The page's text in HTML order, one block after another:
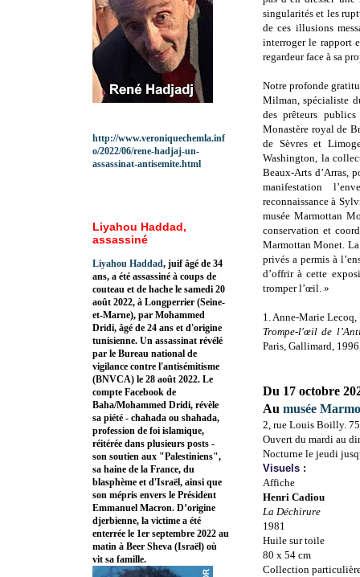
singularités et les
de ces illusions
interroger le rapport
regardeur face à sa
Notre profonde
Milman, spécialiste
des prêteurs
Monastère royal de
de Sèvres et
Washington, la
Beaux-Arts d’Arras,
manifestation
reconnaissance à
musée Marmottan
conservation et
Marmottan Monet.
privés a permis à
d’offrir à cette
tromper l’œil. »
1. Anne-Marie
Trompe-l'œil de
Paris, Gallimard,
Du 17 octobre
Au musée
2, rue Louis Boilly.
Ouvert du mardi au
Nocturne le jeudi
Visuels :
Affiche
Henri Cadiou
La Déchirure
1981
Huile sur toile
80 x 54 cm
Collection
http://www.veroniquechemla.inf
o/2022/06/rene-hadjaj-un-
assassinat-antisemite.html
Liyahou Haddad,
assassiné
Liyahou Haddad, juif âgé de 34
ans, a été assassiné à coups de
couteau et de hache le samedi 20
août 2022, à Longperrier (Seine-
et-Marne), par Mohammed
Dridi, âgé de 24 ans et d'origine
tunisienne. Un assassinat révélé
par le Bureau national de
vigilance contre l'antisémitisme
(BNVCA) le 28 août 2022. Le
compte Facebook de
Baha/Mohammed Dridi, révèle
sa piété - chahada ou shahada,
profession de foi islamique,
réitérée dans plusieurs posts -
son soutien aux "Palestiniens",
sa haine de la France, du
blasphème et d'Israël, ainsi que
son mépris envers le Président
Emmanuel Macron. D’origine
djerbienne, la victime a été
enterrée le 1er septembre 2022 au
matin à Beer Sheva (Israël) où
vit sa famille.